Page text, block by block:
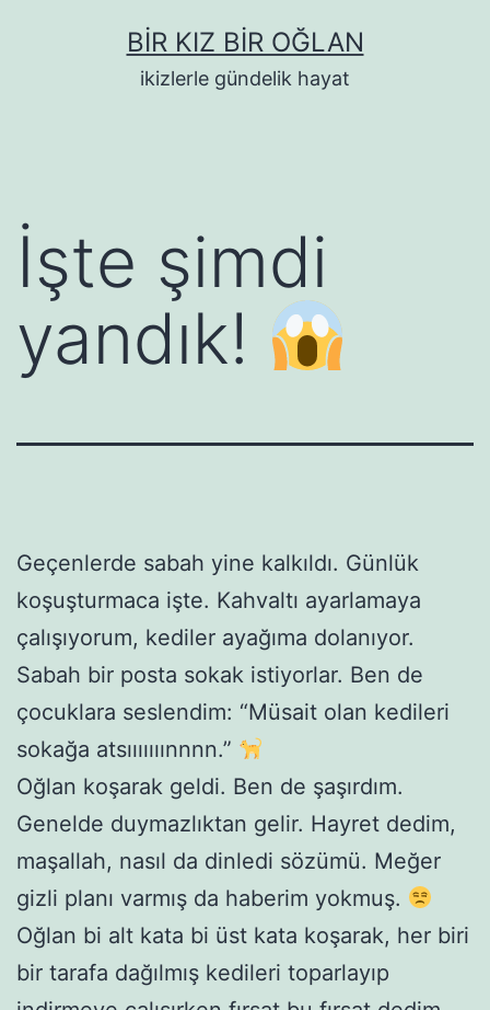
BIR KIZ BIR OĞLAN
ikizlerle gündelik hayat
İşte şimdi
yandık!
Geçenlerde sabah yine kalkıldı. Günlük
koşuşturmaca işte. Kahvaltı ayarlamaya
çalışıyorum, kediler ayağıma dolanıyor.
Sabah bir posta sokak istiyorlar. Ben de
çocuklara seslendim: “Müsait olan kedileri
sokağa atsııııııınnnn.”
Oğlan koşarak geldi. Ben de şaşırdım.
Genelde duymazlıktan gelir. Hayret dedim,
maşallah, nasıl da dinledi sözümü. Meğer
gizli planı varmış da haberim yokmuş.
Oğlan bi alt kata bi üst kata koşarak, her biri
bir tarafa dağılmış kedileri toparlayıp